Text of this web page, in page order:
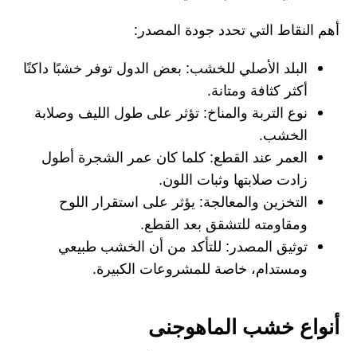
أهم النقاط التي تحدد جودة المصدر:
البلد الأصلي للخشب: بعض الدول توفر خشبًا داكنًا
أكثر كثافة ومتانة.
نوع التربة والمناخ: تؤثر على طول الليف وصلابة
الخشب.
العمر عند القطع: كلما كان عمر الشجرة أطول
زادت صلابتها وثبات اللون.
التخزين والمعالجة: يؤثر على استقرار اللوح
ومقاومته للتشقق بعد القطع.
توثيق المصدر: للتأكد من أن الخشب طبيعي
ومستدام، خاصة للمشروعات الكبيرة.
أنواع خشب الماهوجنى